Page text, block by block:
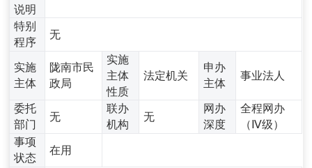
说明
特别
程序
无
实施
主体
陇南市民
政局
实施
主体
性质
法定机关
申办
主体
事业法人
委托
部门
无
联办
机构
无
网办
深度
全程网办
（Ⅳ级）
事项
状态
在用